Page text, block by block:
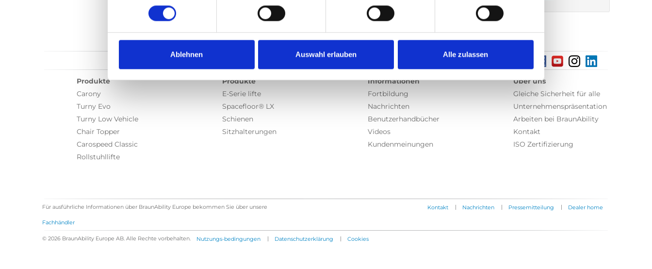
Ablehnen Auswahl erlauben Alle zulassen
Produkte
Carony
Turny Evo
Turny Low Vehicle
Chair Topper
Carospeed Classic
Rollstuhllifte
Produkte
E-Serie lifte
Spacefloor® LX
Schienen
Sitzhalterungen
Informationen
Fortbildung
Nachrichten
Benutzerhandbücher
Videos
Kundenmeinungen
Über uns
Gleiche Sicherheit für alle
Unternehmenspräsentation
Arbeiten bei BraunAbility
Kontakt
ISO Zertifizierung
Für ausführliche Informationen über BraunAbility Europe bekommen Sie über unsere
Fachhändler
Kontakt | Nachrichten | Pressemitteilung | Dealer home
© 2026 BraunAbility Europe AB. Alle Rechte vorbehalten. Nutzungs-bedingungen | Datenschutzerklärung | Cookies